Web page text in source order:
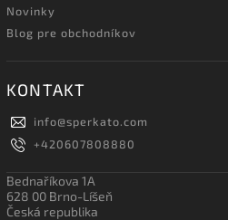
Novinky
Blog pre obchodníkov
KONTAKT
info@sperkato.com
+420607808880
Bednaříkova 1A
628 00 Brno-Líšeň
Česká republika